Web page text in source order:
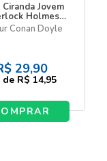
Ciranda Jovem
Holmes
- A inquilina
rosto coberto
Conan Doyle
29,90
de R$ 14,95